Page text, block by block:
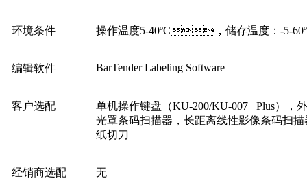
环境条件 操作温度5-40ºC，储存温度：-5-
编辑软件 BarTender Labeling Software
客户选配
单机操作键盘（KU-200/KU-007 Plus），
光罩条码扫描器，长距离线性影像条码扫描器
纸切刀
经销商选配 无